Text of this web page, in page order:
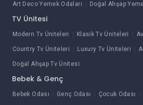
Art Deco Yemek Odaları Doğal Ahşap
TV Ünitesi
Modern Tv Üniteleri Klasik Tv Üniteleri
Country Tv Üniteleri Luxury Tv Üniteleri
Doğal Ahşap Tv Ünitesi
Bebek & Genç
Bebek Odası Genç Odası Çocuk Odası